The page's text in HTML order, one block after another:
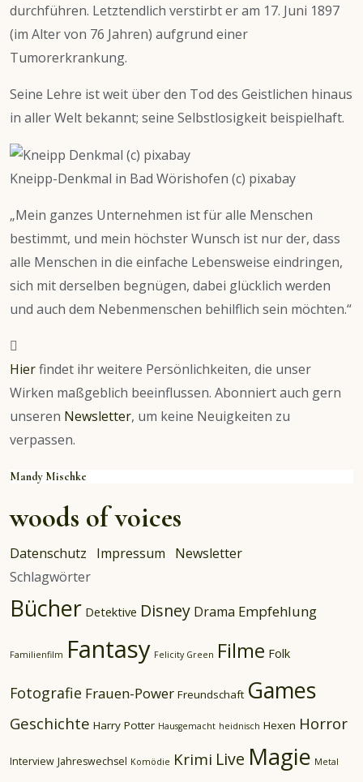
durchführen. Letztendlich verstirbt er am 17. Juni 1897
(im Alter von 76 Jahren) aufgrund einer
Tumorerkrankung.
Seine Lehre ist weit über den Tod des Geistlichen hinaus
in aller Welt bekannt; seine Selbstlosigkeit beispielhaft.
Kneipp-Denkmal in Bad Wörishofen (c) pixabay
„Mein ganzes Unternehmen ist für alle Menschen
bestimmt, und mein höchster Wunsch ist nur der, dass
alle Menschen in die einfache Lebensweise eindringen,
sich mit derselben begnügen, dabei glücklich werden
und auch dem Nebenmenschen behilflich sein möchten.“
Hierfindet ihr weitere Persönlichkeiten, die unser
Wirken maßgeblich beeinflussen. Abonniert auch gern
unseren Newsletter, um keine Neuigkeiten zu
verpassen.
Mandy Mischke
woods of voices
Datenschutz Impressum
Newsletter
Schlagwörter
Bücher Detektive Disney Drama Empfehlung
Familienfilm Fantasy Felicity Green Filme Folk
Fotografie Frauen-Power Freundschaft Games
Geschichte Harry Potter Hausgemacht heidnisch Hexen Horror
Interview Jahreswechsel Komödie Krimi Live Magie Metal